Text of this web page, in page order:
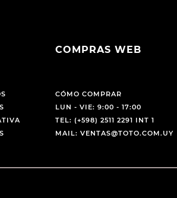
COMPRAS WEB
CÓMO COMPRAR
LUN - VIE: 9:00 - 17:00
TEL: (+598) 2511 2291 INT 1
MAIL: VENTAS@TOTO.COM.UY